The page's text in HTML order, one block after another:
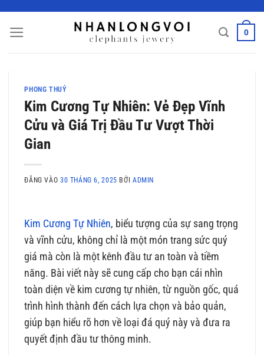
nội
0
PHONG THUỶ
Kim Cương Tự Nhiên: Vẻ Đẹp Vĩnh
Cửu và Giá Trị Đầu Tư Vượt Thời
Gian
ĐĂNG VÀO 30 THÁNG 6, 2025 BỞI ADMIN
Kim Cương Tự Nhiên, biểu tượng của sự sang trọng
và vĩnh cửu, không chỉ là một món trang sức quý
giá mà còn là một kênh đầu tư an toàn và tiềm
năng. Bài viết này sẽ cung cấp cho bạn cái nhìn
toàn diện về kim cương tự nhiên, từ nguồn gốc, quá
trình hình thành đến cách lựa chọn và bảo quản,
giúp bạn hiểu rõ hơn về loại đá quý này và đưa ra
quyết định đầu tư thông minh.